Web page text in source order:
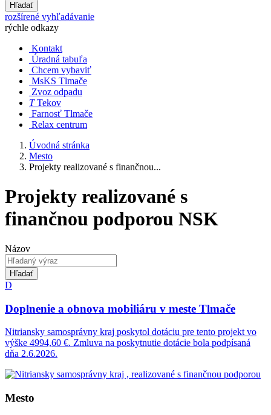
Hľadať
rozšírené vyhľadávanie
rýchle odkazy
Kontakt
Úradná tabuľa
Chcem vybaviť
MsKS Tlmače
Zvoz odpadu
T Tekov
Farnosť Tlmače
Relax centrum
Úvodná stránka
Mesto
Projekty realizované s finančnou...
Projekty realizované s
finančnou podporou NSK
Názov
Hľadať
D
Doplnenie a obnova mobiliáru v meste Tlmače
Nitriansky samosprávny kraj poskytol dotáciu pre tento projekt vo
výške 4994,60 €. Zmluva na poskytnutie dotácie bola podpísaná
dňa 2.6.2026.
Mesto